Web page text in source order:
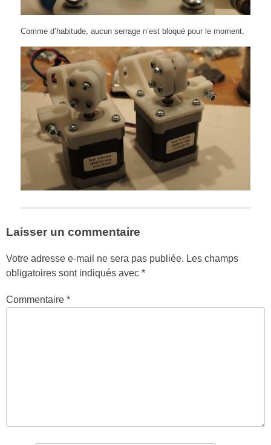
Comme d’habitude, aucun serrage n’est bloqué pour le moment.
Laisser un commentaire
Votre adresse e-mail ne sera pas publiée. Les champs
obligatoires sont indiqués avec *
Commentaire *